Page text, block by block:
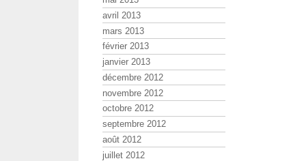
avril 2013
mars 2013
février 2013
janvier 2013
décembre 2012
novembre 2012
octobre 2012
septembre 2012
août 2012
juillet 2012